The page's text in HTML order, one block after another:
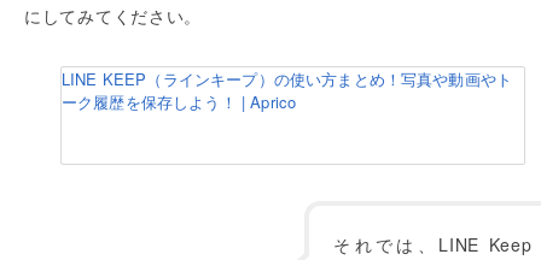
にしてみてください。
LINE KEEP（ラインキープ）の使い方まとめ！写真や動画やト
ーク履歴を保存しよう！ | Aprico
それでは、LINE Keep